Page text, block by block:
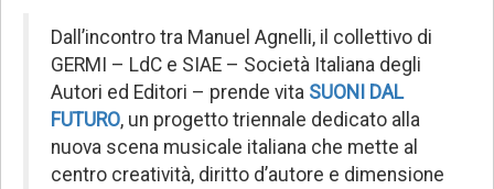
Dall’incontro tra Manuel Agnelli, il collettivo di
GERMI – LdC e SIAE – Società Italiana degli
Autori ed Editori – prende vita SUONI DAL
FUTURO, un progetto triennale dedicato alla
nuova scena musicale italiana che mette al
centro creatività, diritto d’autore e dimensione